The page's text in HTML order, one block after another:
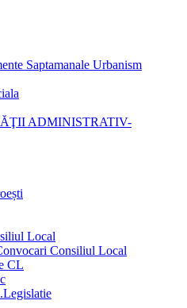
Saptamanale Urbanism
ADMINISTRATIV-
Local
Consiliul Local
CL